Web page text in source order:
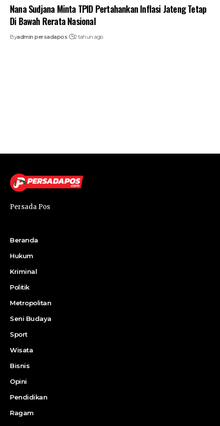
Nana Sudjana Minta TPID Pertahankan Inflasi Jateng Tetap
Di Bawah Rerata Nasional
Byadmin persadapos 2 tahun ago
Persada Pos
Beranda
Hukum
Kriminal
Politik
Metropolitan
Seni Budaya
Sport
Wisata
Bisnis
Opini
Pendidikan
Ragam